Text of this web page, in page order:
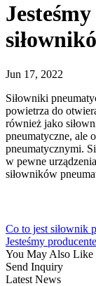
Jun 17, 2022
Siłowniki
powietrza do
również jako
pneumatyczne, ale
pneumatycznymi.
w pewne
siłowników
Co to jest siłownik
Jesteśmy
You May Also Like
Send Inquiry
Latest News